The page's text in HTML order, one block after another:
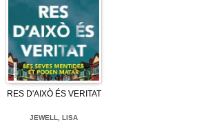
RES D'AIXÒ ÉS VERITAT
JEWELL, LISA